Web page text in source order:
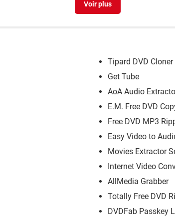
Tipard DVD Cloner
Get Tube
AoA Audio
E.M. Free DVD
Free DVD MP3
Easy Video to
Movies Extractor
Internet Video
AllMedia Grabber
Totally Free DVD
DVDFab Passkey